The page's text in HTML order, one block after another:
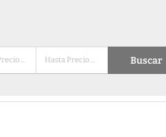
Buscar